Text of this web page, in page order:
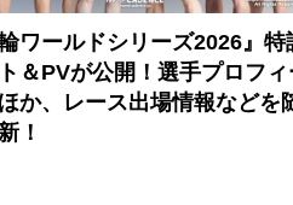
輪ワールドシリーズ2026』特
＆PVが公開！選手プロフィ
か、レース出場情報などを
！